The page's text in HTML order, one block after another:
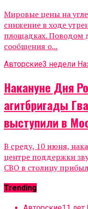
Мировые цены на
снижение в ходе
площадках. Поводом
сообщения о...
Авторские3 недели
Накануне Дня
агитбригады
выступили в
В среду, 10 июня,
центре поддержки
СВО в столицу
Trending